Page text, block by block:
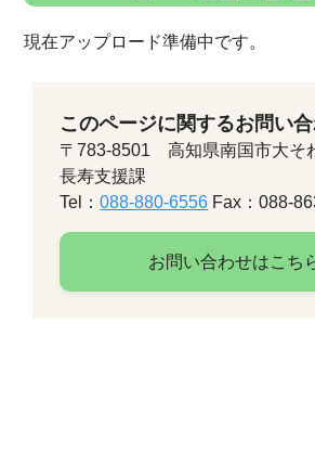
現在アップロード準備中です。
このページに関するお問い
〒783-8501 高知県南国市大そ
長寿支援課
Tel：088-880-6556 Fax：088-
お問い合わせはこち